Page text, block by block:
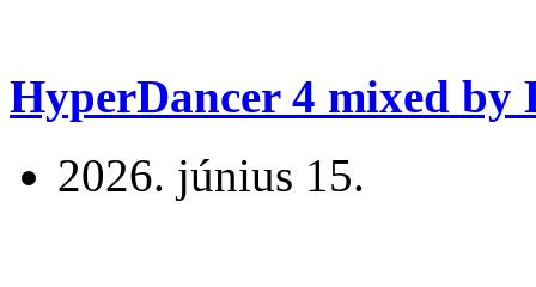
HyperDancer 4 mixed by
2026. június 15.